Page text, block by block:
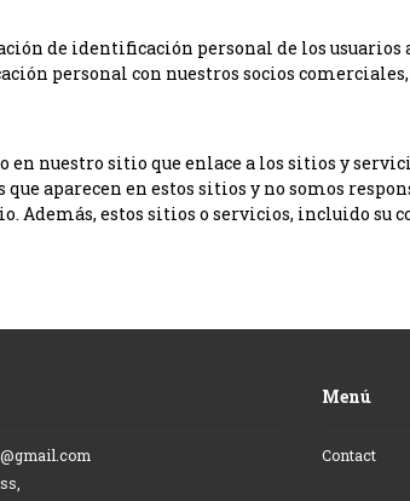
de identificación personal de los
personal con nuestros socios
nuestro sitio que enlace a los sitios y
aparecen en estos sitios y no somos
Además, estos sitios o servicios, incluido su
Menú
Contact